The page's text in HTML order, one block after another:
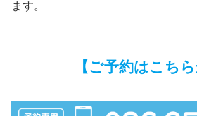
ます。
【ご予約はこちら